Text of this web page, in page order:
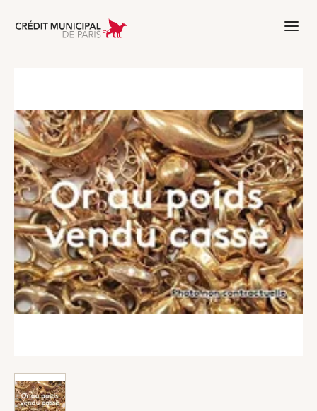
Aller à l'accueil de Crédit Municipal